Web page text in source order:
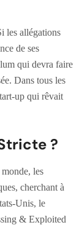
les allégations
de ses
qui devra faire
Dans tous les
up qui rêvait
?
monde, les
cherchant à
Unis, le
& Exploited